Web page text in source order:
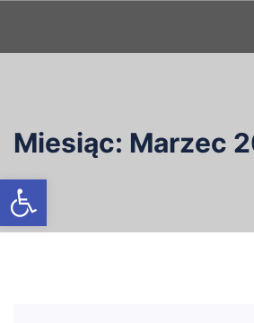
Otwórz pasek
Miesiąc: Marzec